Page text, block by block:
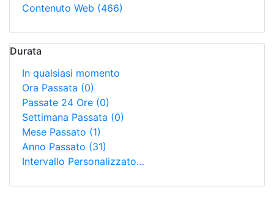
Contenuto Web (466)
Durata
In qualsiasi momento
Ora Passata (0)
Passate 24 Ore (0)
Settimana Passata (0)
Mese Passato (1)
Anno Passato (31)
Intervallo Personalizzato…